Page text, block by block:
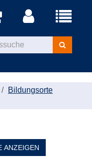
Menü
Kurse
suchen
Bildungsorte
ANZEIGEN